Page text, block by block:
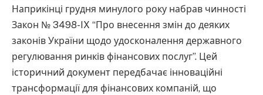
Наприкінці грудня минулого року набрав чинності
Закон № 3498-IX “Про внесення змін до деяких
законів України щодо удосконалення державного
регулювання ринків фінансових послуг”. Цей
історичний документ передбачає інноваційні
трансформації для фінансових компаній, що